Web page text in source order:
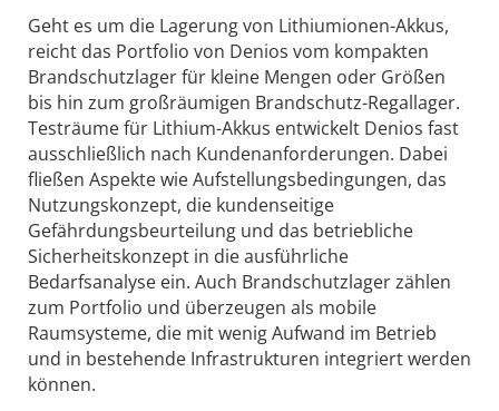
Geht es um die Lagerung von Lithiumionen-Akkus,
reicht das Portfolio von Denios vom kompakten
Brandschutzlager für kleine Mengen oder Größen
bis hin zum großräumigen Brandschutz-Regallager.
Testräume für Lithium-Akkus entwickelt Denios fast
ausschließlich nach Kundenanforderungen. Dabei
fließen Aspekte wie Aufstellungsbedingungen, das
Nutzungskonzept, die kundenseitige
Gefährdungsbeurteilung und das betriebliche
Sicherheitskonzept in die ausführliche
Bedarfsanalyse ein. Auch Brandschutzlager zählen
zum Portfolio und überzeugen als mobile
Raumsysteme, die mit wenig Aufwand im Betrieb
und in bestehende Infrastrukturen integriert werden
können.